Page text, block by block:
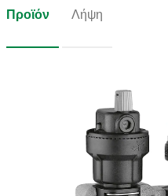
Προϊόν Λήψη